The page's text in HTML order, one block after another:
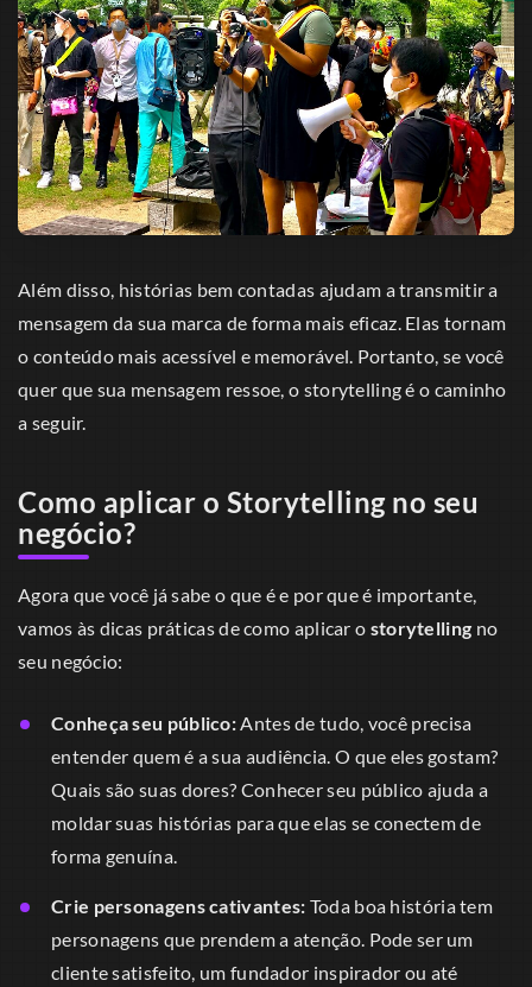
Além disso, histórias bem contadas ajudam a transmitir a
mensagem da sua marca de forma mais eficaz. Elas tornam
o conteúdo mais acessível e memorável. Portanto, se você
quer que sua mensagem ressoe, o storytelling é o caminho
a seguir.
Como aplicar o Storytelling no seu
negócio?
Agora que você já sabe o que é e por que é importante,
vamos às dicas práticas de como aplicar o storytelling no
seu negócio:
Conheça seu público:Antes de tudo, você precisa
entender quem é a sua audiência. O que eles gostam?
Quais são suas dores? Conhecer seu público ajuda a
moldar suas histórias para que elas se conectem de
forma genuína.
Crie personagens cativantes: Toda boa história tem
personagens que prendem a atenção. Pode ser um
cliente satisfeito, um fundador inspirador ou até